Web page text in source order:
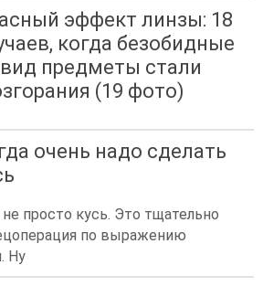
эффект линзы: 18
когда безобидные
предметы стали
(19 фото)
очень надо сделать
просто кусь. Это тщательно
по выражению
Ну